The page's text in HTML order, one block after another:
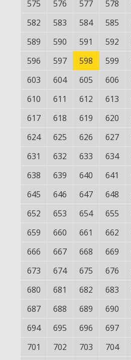
575
576 577 578
582
583 584 585
589
590 591 592
596
597 598 599
603
604 605 606
610
611 612 613
617
618 619 620
624
625 626 627
631
632 633 634
638
639 640 641
645
646 647 648
652
653 654 655
659
660 661 662
666
667 668 669
673
674 675 676
680
681 682 683
687
688 689 690
694
695 696 697
701
702 703 704